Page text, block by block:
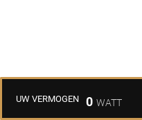
UW VERMOGEN 0